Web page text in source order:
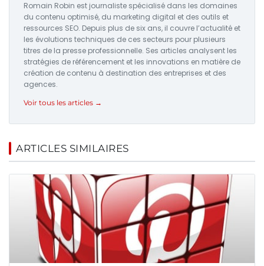
Romain Robin est journaliste spécialisé dans les domaines
du contenu optimisé, du marketing digital et des outils et
ressources SEO. Depuis plus de six ans, il couvre l’actualité et
les évolutions techniques de ces secteurs pour plusieurs
titres de la presse professionnelle. Ses articles analysent les
stratégies de référencement et les innovations en matière de
création de contenu à destination des entreprises et des
agences.
Voir tous les articles →
ARTICLES SIMILAIRES